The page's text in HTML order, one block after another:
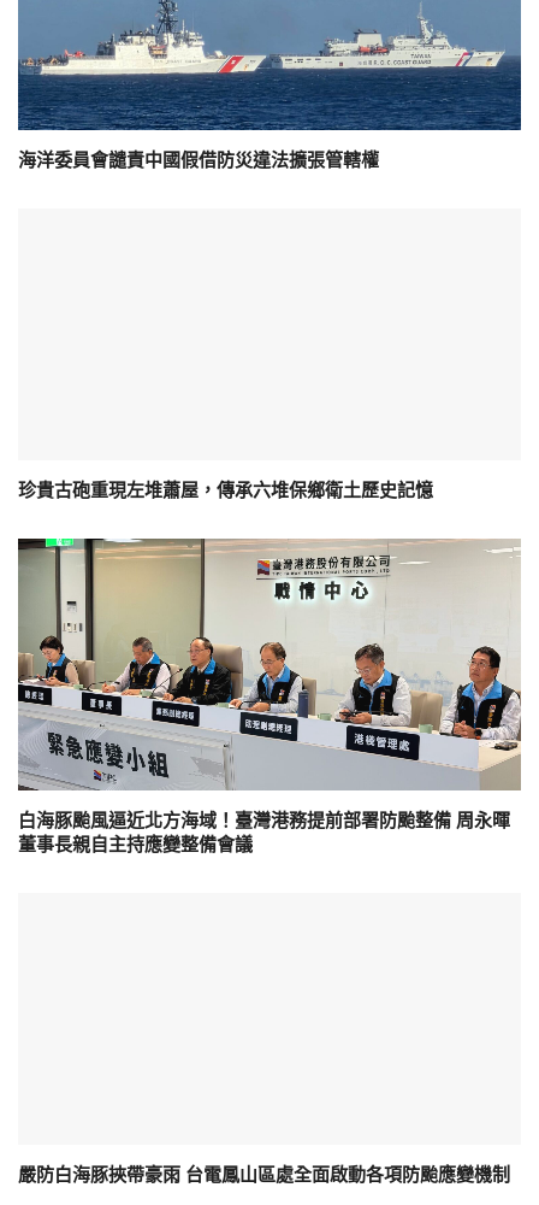
海洋委員會譴責中國假借防災違法擴張管轄權
珍貴古砲重現左堆蕭屋，傳承六堆保鄉衛土歷史記憶
白海豚颱風逼近北方海域！臺灣港務提前部署防颱整備 周永暉
董事長親自主持應變整備會議
嚴防白海豚挾帶豪雨 台電鳳山區處全面啟動各項防颱應變機制